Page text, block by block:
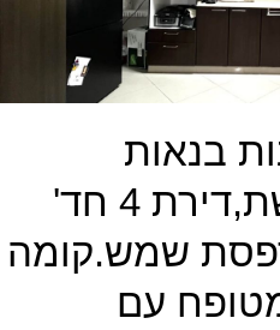
בנאות
אשקלון המבוקשת,דירת 4 חד'
שמש.קומה
מטופח עם